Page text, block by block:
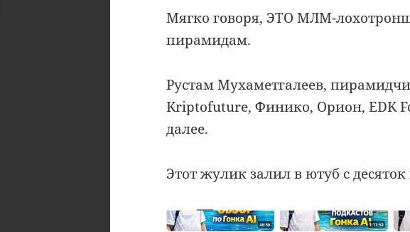
Мягко говоря, ЭТО МЛМ-
пирамидам.
Рустам Мухаметгалеев,
Kriptofuture, Финико, Орион, EDK
далее.
Этот жулик залил в ютуб с